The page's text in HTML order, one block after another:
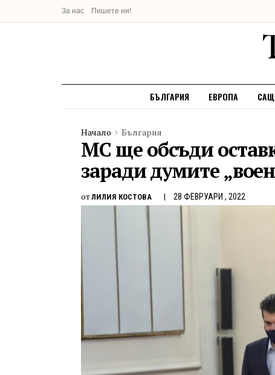
За нас Пишете ни!
БЪЛГАРИЯ ЕВРОПА САЩ
Начало България
МС ще обсъди
заради думите
отЛИЛИЯ КОСТОВА 28 ФЕВРУАРИ , 2022